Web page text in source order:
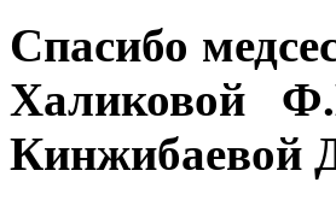
Спасибо
Халиковой
Кинжибаевой